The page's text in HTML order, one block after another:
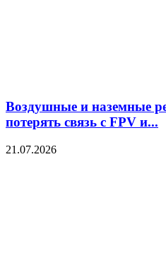
Воздушные и наземные
потерять связь с FPV и...
21.07.2026